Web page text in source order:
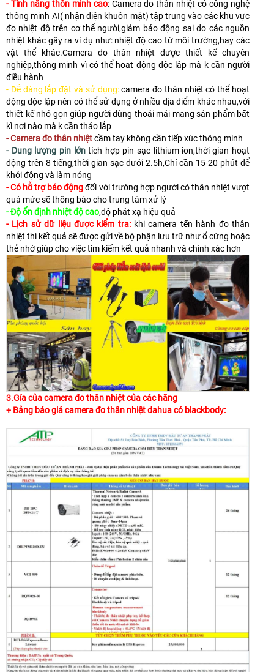
- Tính năng thôn minh cao: Camera đo thân nhiệt có công nghệ
thông minh AI( nhận diện khuôn mặt) tập trung vào các khu vực
đo nhiệt độ trên cơ thể người,giảm báo động sai do các nguồn
nhiệt khác gây ra ví dụ như: nhiệt độ cao từ môi trường,hay các
vật thể khác.Camera đo thân nhiệt được thiết kế chuyên
nghiệp,thông minh vì có thể hoat động độc lập mà k cần người
điều hành
- Dễ dàng lắp đặt và sử dụng:camera đo thân nhiệt có thể hoạt
động độc lập nên có thể sử dụng ở nhiều địa điểm khác nhau,với
thiết kế nhỏ gọn giúp người dùng thoải mái mang sản phẩm bất
kì nơi nào mà k cần tháo lắp
- Camera đo thân nhiệtcầm tay không cần tiếp xúc thông minh
- Dung lượng pin lớntích hợp pin sạc lithium-ion,thời gian hoạt
động trên 8 tiếng,thời gian sạc dưới 2.5h,Chỉ cần 15-20 phút để
khởi động và làm nóng
- Có hỗ trợ báo độngđối với trường hợp người có thân nhiệt vượt
quá mức sẽ thông báo cho trung tâm xử lý
- Độ ổn định nhiệt độ cao,độ phát xạ hiệu quả
- Lịch sử dữ liệu được kiểm tra: khi camera tến hành đo thân
nhiệt thì kết quả sẽ được gửi về bộ phận lưu trữ như ổ cứng hoặc
thẻ nhớ giúp cho việc tìm kiếm kết quả nhanh và chính xác hơn
3.Gía của camera đo thân nhiệt của các hãng
+ Bảng báo giá camera đo thân nhiệt dahua có blackbody: